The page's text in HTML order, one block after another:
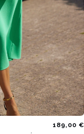
189,00 €